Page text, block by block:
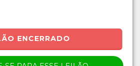
ENCERRADO